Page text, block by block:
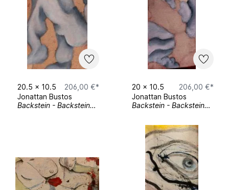
„Regionale Donaueschingen“ Mai 2026,
Donaueschingen
„Sommerausstellung“ Juli 2026, Staatliche
„Stich um Stich - La historia de un laberinto“
Mai 2026, Herrenstraße 22, Karlsruhe
20.5 x 10.5
206,00 €*
Jonattan Bustos
Backstein - Backsteine Serie
20 x 10.5
206,00 €*
Jonattan Bustos
Backstein - Backsteine Serie